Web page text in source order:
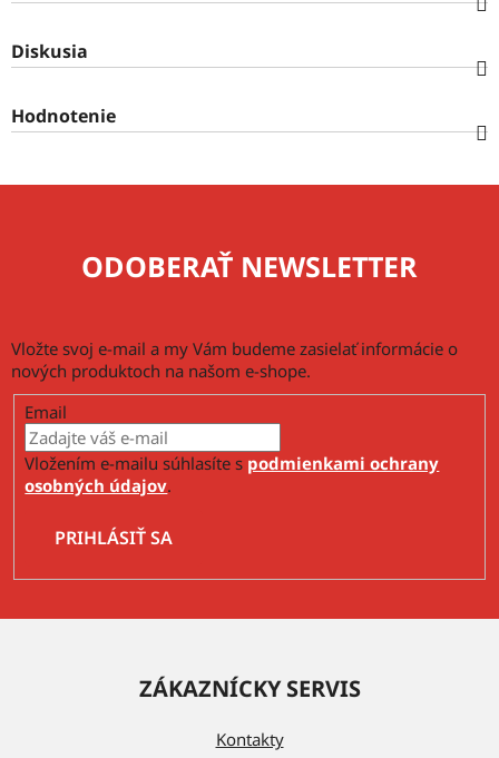
Diskusia
Hodnotenie
ODOBERAŤ NEWSLETTER
Vložte svoj e-mail a my Vám budeme zasielať informácie o
nových produktoch na našom e-shope.
Email
Vložením e-mailu súhlasíte s podmienkami ochrany
osobných údajov.
PRIHLÁSIŤ SA
ZÁKAZNÍCKY SERVIS
Kontakty